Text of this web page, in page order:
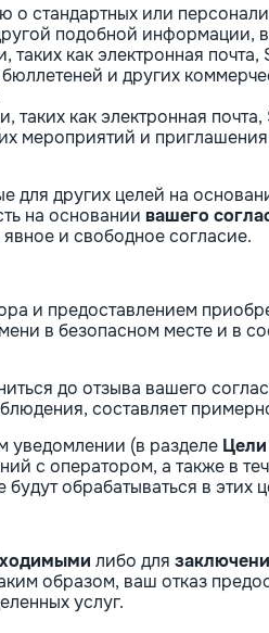
стандартных или
подобной информации,
таких как электронная
и других
таких как электронная
мероприятий и
для других целей на
на основании вашего
и свободное согласие.
и предоставлением
в безопасном месте и в
до отзыва вашего
составляет
уведомлении (в разделе
с оператором, а также в
обрабатываться в этих
либо для
образом, ваш отказ
услуг.